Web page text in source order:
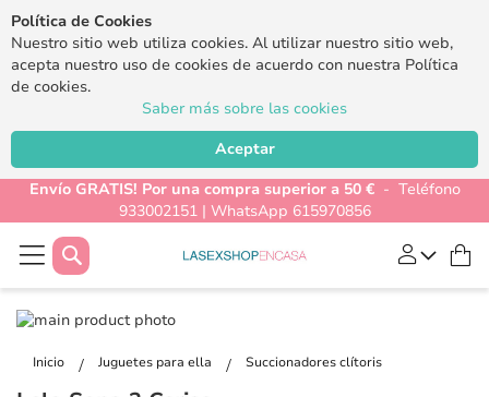
Política de Cookies
Nuestro sitio web utiliza cookies. Al utilizar nuestro sitio web,
acepta nuestro uso de cookies de acuerdo con nuestra Política
de cookies.
Saber más sobre las cookies
Aceptar
Envío GRATIS! Por una compra superior a 50 €- Teléfono
933002151 | WhatsApp 615970856
Buscar
Inicio Juguetes para ella Succionadores clítoris
Saltar
final